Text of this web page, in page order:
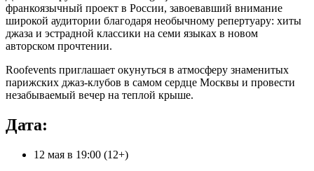
франкоязычный проект в России, завоевавший внимание
широкой аудитории благодаря необычному репертуару: хиты
джаза и эстрадной классики на семи языках в новом
авторском прочтении.
Roofevents приглашает окунуться в атмосферу знаменитых
парижских джаз-клубов в самом сердце Москвы и провести
незабываемый вечер на теплой крыше.
Дата:
12 мая в 19:00 (12+)